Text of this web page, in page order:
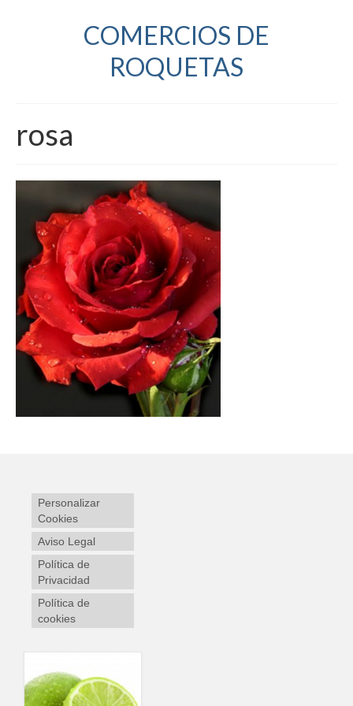
COMERCIOS DE
ROQUETAS
rosa
Personalizar
Cookies
Aviso Legal
Política de
Privacidad
Política de
cookies